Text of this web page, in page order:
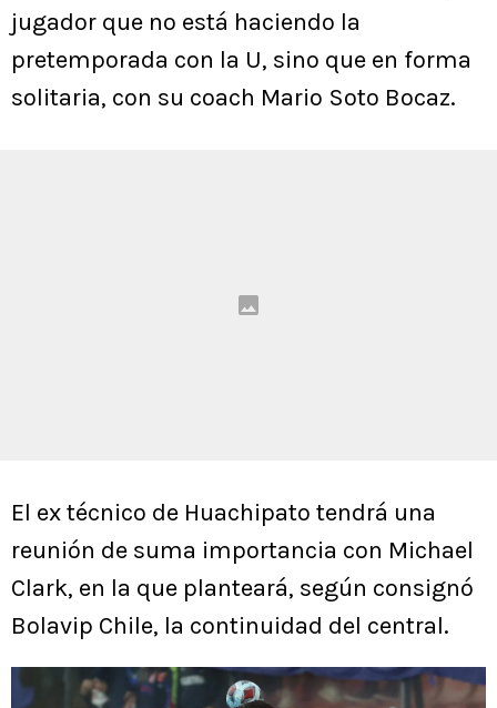
jugador que no está haciendo la
pretemporada con la U, sino que en forma
solitaria, con su coach Mario Soto Bocaz.
El ex técnico de Huachipato tendrá una
reunión de suma importancia con Michael
Clark, en la que planteará, según consignó
Bolavip Chile, la continuidad del central.